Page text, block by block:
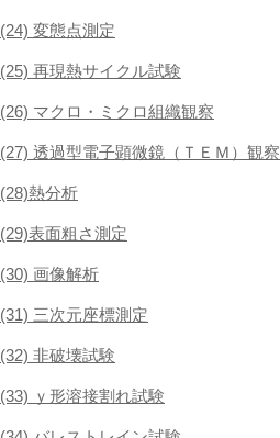
(24) 変態点測定
(25) 再現熱サイクル試験
(26) マクロ・ミクロ組織観察
(27) 透過型電子顕微鏡（ＴＥＭ）観察
(28)熱分析
(29)表面粗さ測定
(30) 画像解析
(31) 三次元座標測定
(32) 非破壊試験
(33) ｙ形溶接割れ試験